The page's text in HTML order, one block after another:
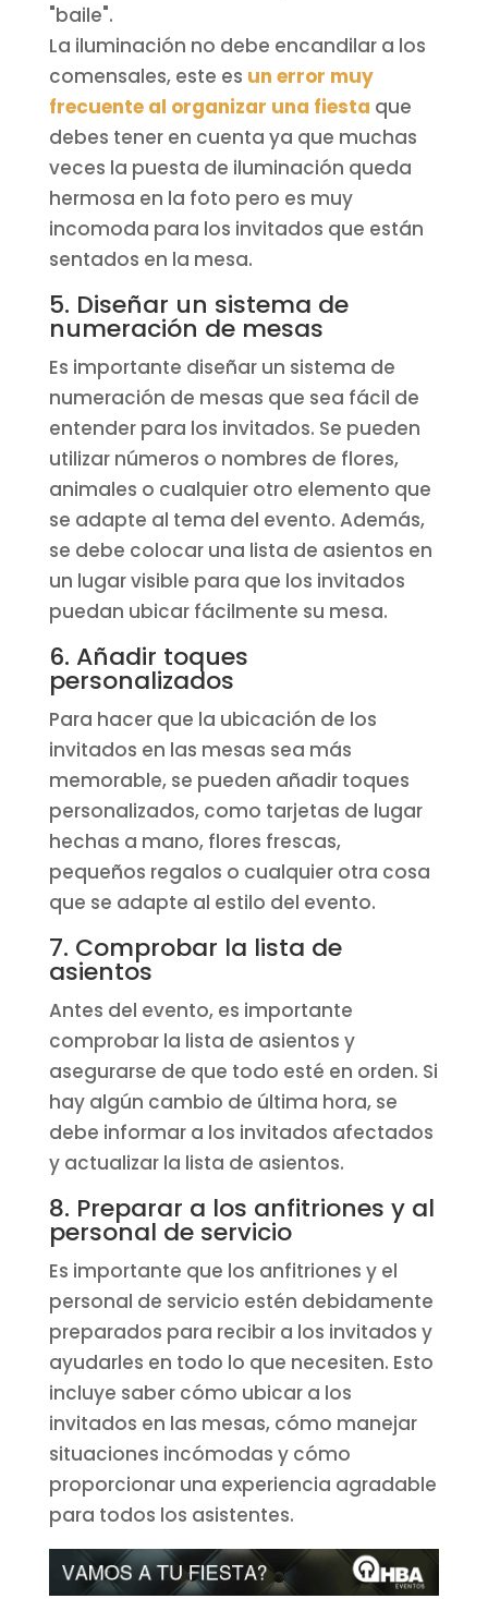
"baile".
La iluminación no debe encandilar a los
comensales, este es un error muy
frecuente al organizar una fiesta que
debes tener en cuenta ya que muchas
veces la puesta de iluminación queda
hermosa en la foto pero es muy
incomoda para los invitados que están
sentados en la mesa.
5. Diseñar un sistema de
numeración de mesas
Es importante diseñar un sistema de
numeración de mesas que sea fácil de
entender para los invitados. Se pueden
utilizar números o nombres de flores,
animales o cualquier otro elemento que
se adapte al tema del evento. Además,
se debe colocar una lista de asientos en
un lugar visible para que los invitados
puedan ubicar fácilmente su mesa.
6. Añadir toques
personalizados
Para hacer que la ubicación de los
invitados en las mesas sea más
memorable, se pueden añadir toques
personalizados, como tarjetas de lugar
hechas a mano, flores frescas,
pequeños regalos o cualquier otra cosa
que se adapte al estilo del evento.
7. Comprobar la lista de
asientos
Antes del evento, es importante
comprobar la lista de asientos y
asegurarse de que todo esté en orden. Si
hay algún cambio de última hora, se
debe informar a los invitados afectados
y actualizar la lista de asientos.
8. Preparar a los anfitriones y al
personal de servicio
Es importante que los anfitriones y el
personal de servicio estén debidamente
preparados para recibir a los invitados y
ayudarles en todo lo que necesiten. Esto
incluye saber cómo ubicar a los
invitados en las mesas, cómo manejar
situaciones incómodas y cómo
proporcionar una experiencia agradable
para todos los asistentes.